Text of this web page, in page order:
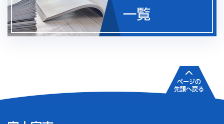
ページの
先頭へ戻る